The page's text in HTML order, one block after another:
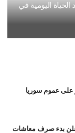
اليومية في
عموم سوريا
تعلن بدء صرف معاشات